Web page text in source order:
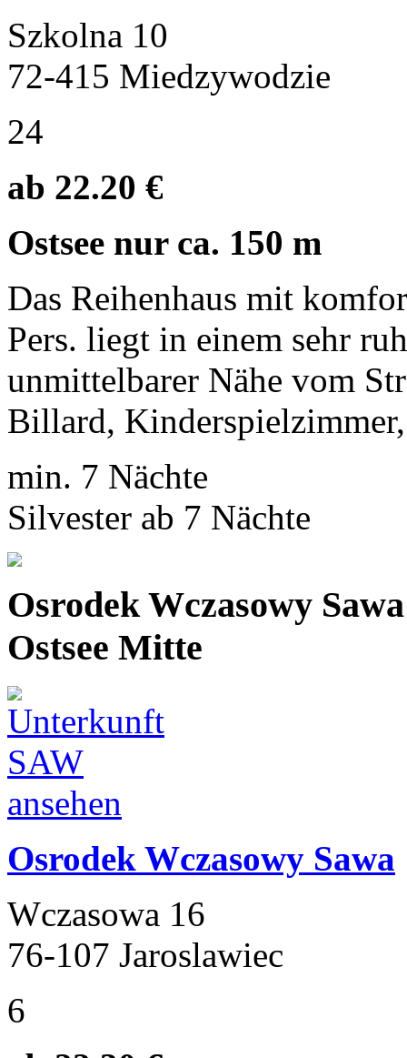
Szkolna 10
72-415 Miedzywodzie
24
ab 22.20 €
Ostsee nur ca. 150 m
Das Reihenhaus mit
Pers. liegt in einem sehr
unmittelbarer Nähe vom
Billard,
min. 7 Nächte
Silvester ab 7 Nächte
Osrodek Wczasowy
Ostsee Mitte
Osrodek Wczasowy Sawa
Wczasowa 16
76-107 Jaroslawiec
6